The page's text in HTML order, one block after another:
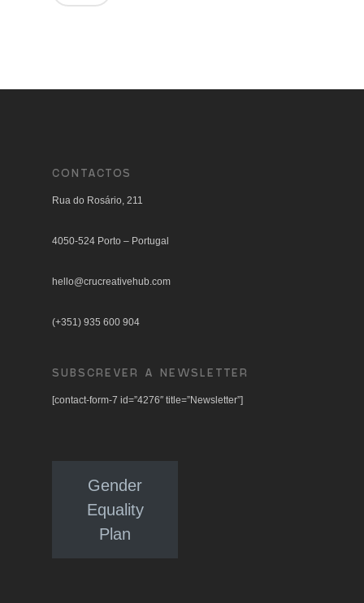
CONTACTOS
Rua do Rosário, 211
4050-524 Porto – Portugal
hello@crucreativehub.com
(+351) 935 600 904
SUBSCREVER A NEWSLETTER
[contact-form-7 id=”4276″ title=”Newsletter”]
Gender
Equality
Plan